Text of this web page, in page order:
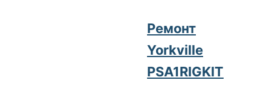
Ремонт
Yorkville
PSA1RIGKIT